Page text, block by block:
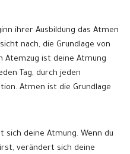
ihrer Ausbildung das Atmen
nach, die Grundlage von
Atemzug ist deine Atmung
Tag, durch jeden
Atmen ist die Grundlage
deine Atmung. Wenn du
verändert sich deine